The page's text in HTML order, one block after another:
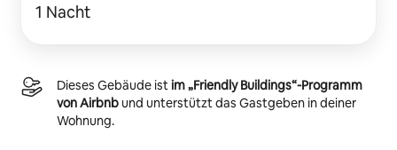
1 Nacht
Dieses Gebäude istim „Friendly Buildings“-Programm
von Airbnbund unterstützt das Gastgeben in deiner
Wohnung.